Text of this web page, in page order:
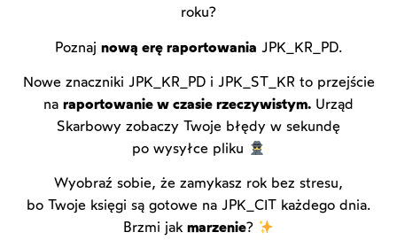
roku?
Poznaj nową erę raportowania JPK_KR_PD.
Nowe znaczniki JPK_KR_PD i JPK_ST_KR to przejście
na raportowanie w czasie rzeczywistym. Urząd
Skarbowy zobaczy Twoje błędy w sekundę
po wysyłce pliku
Wyobraź sobie, że zamykasz rok bez stresu,
bo Twoje księgi są gotowe na JPK_CIT każdego dnia.
Brzmi jak marzenie?